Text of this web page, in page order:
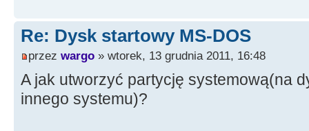
Re: Dysk startowy MS-DOS
przez wargo » wtorek, 13 grudnia 2011, 16:48
A jak utworzyć partycję systemową(na
innego systemu)?